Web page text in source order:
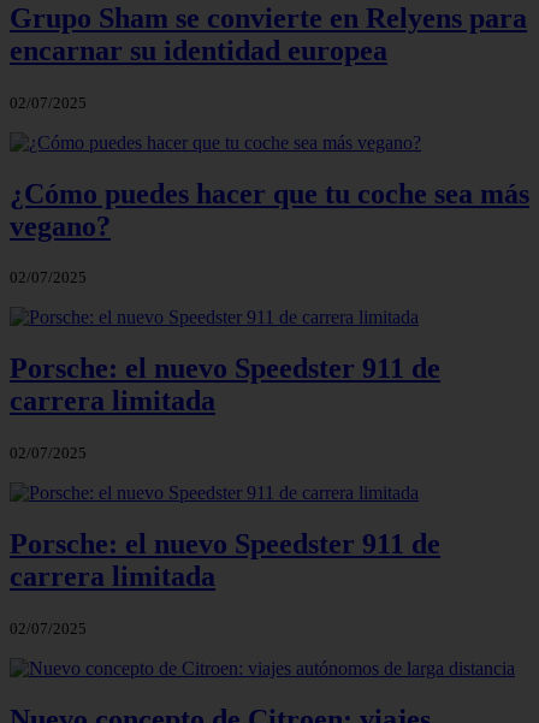
Grupo Sham se convierte en Relyens para
encarnar su identidad europea
02/07/2025
¿Cómo puedes hacer que tu coche sea más
vegano?
02/07/2025
Porsche: el nuevo Speedster 911 de
carrera limitada
02/07/2025
Porsche: el nuevo Speedster 911 de
carrera limitada
02/07/2025